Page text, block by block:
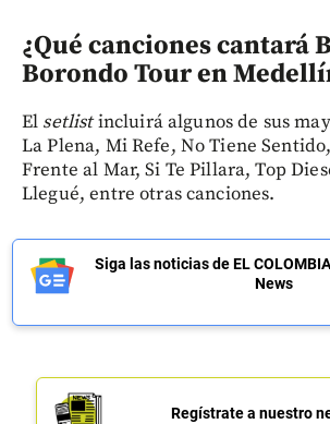
¿Qué canciones cantará
Borondo Tour en
El setlistincluirá algunos de sus
La Plena, Mi Refe, No Tiene
Frente al Mar, Si Te Pillara, Top
Llegué, entre otras canciones.
Siga las noticias de EL
News
Regístrate a nuestro